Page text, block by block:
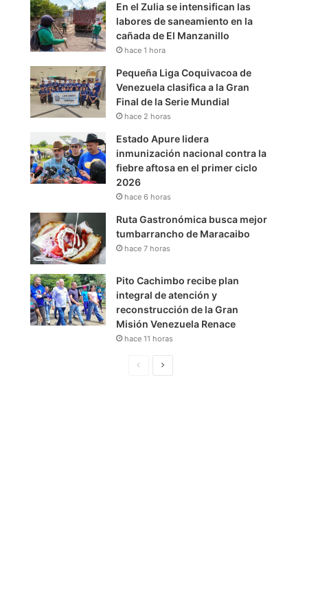
En el Zulia se intensifican las
labores de saneamiento en la
cañada de El Manzanillo
hace 1 hora
Pequeña Liga Coquivacoa de
Venezuela clasifica a la Gran
Final de la Serie Mundial
hace 2 horas
Estado Apure lidera
inmunización nacional contra la
fiebre aftosa en el primer ciclo
2026
hace 6 horas
Ruta Gastronómica busca mejor
tumbarrancho de Maracaibo
hace 7 horas
Pito Cachimbo recibe plan
integral de atención y
reconstrucción de la Gran
Misión Venezuela Renace
hace 11 horas
S